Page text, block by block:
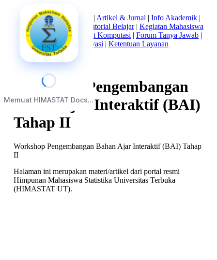
Memuat HIMASTAT Docs...
Beranda|Tentang Kami | Artikel & Jurnal | Info Akademik|
Mata Kuliah Statistika
Tutorial Belajar| Kegiatan Mahasiswa
Struktur Himpunan Alat Komputasi | Forum Tanya Jawab |
Kebijakan Privasi | Ketentuan Layanan
Workshop Pengembangan
Bahan Ajar Interaktif (BAI)
Tahap II
Workshop Pengembangan Bahan Ajar Interaktif (BAI) Tahap
II
Halaman ini merupakan materi/artikel dari portal resmi
Himpunan Mahasiswa Statistika Universitas Terbuka
(HIMASTAT UT).